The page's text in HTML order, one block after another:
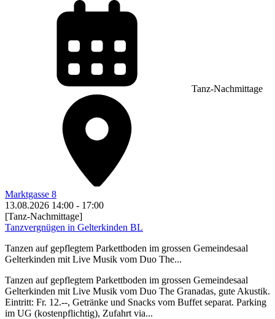
Tanz-Nachmittage
Marktgasse 8
13.08.2026 14:00 - 17:00
[Tanz-Nachmittage]
Tanzvergnügen in Gelterkinden BL
Tanzen auf gepflegtem Parkettboden im grossen Gemeindesaal
Gelterkinden mit Live Musik vom Duo The...
Tanzen auf gepflegtem Parkettboden im grossen Gemeindesaal
Gelterkinden mit Live Musik vom Duo The Granadas, gute Akustik.
Eintritt: Fr. 12.--, Getränke und Snacks vom Buffet separat. Parking
im UG (kostenpflichtig), Zufahrt via...